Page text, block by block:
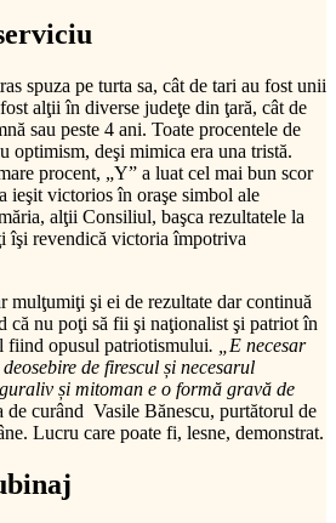
spuza pe turta sa, cât de tari au fost unii
alţii în diverse judeţe din ţară, cât de
sau peste 4 ani. Toate procentele de
optimism, deşi mimica era una tristă.
procent, „Y” a luat cel mai bun scor
ieşit victorios în oraşe simbol ale
alţii Consiliul, başca rezultatele la
îşi revendică victoria împotriva
mulţumiţi şi ei de rezultate dar continuă
că nu poţi să fii şi naţionalist şi patriot în
fiind opusul patriotismului. „E necesar
de firescul și necesarul
și mitoman e o formă gravă de
de curând Vasile Bănescu, purtătorul de
Lucru care poate fi, lesne, demonstrat.